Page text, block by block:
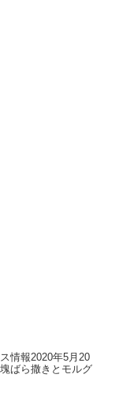
情報2020年5月20
ばら撒きとモルグ